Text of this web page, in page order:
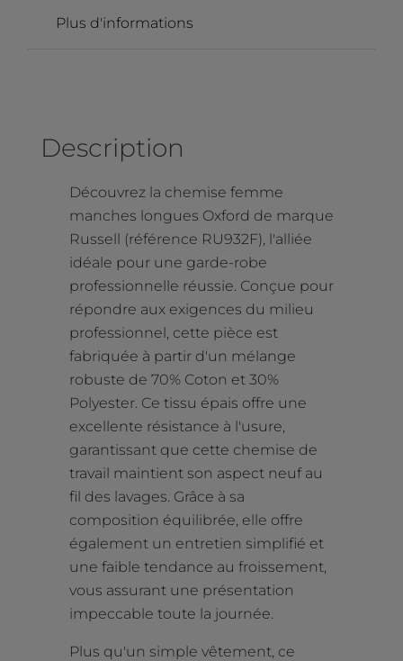
Plus d'informations
Description
Découvrez la chemise femme
manches longues Oxford de marque
Russell (référence RU932F), l'alliée
idéale pour une garde-robe
professionnelle réussie. Conçue pour
répondre aux exigences du milieu
professionnel, cette pièce est
fabriquée à partir d'un mélange
robuste de 70% Coton et 30%
Polyester. Ce tissu épais offre une
excellente résistance à l'usure,
garantissant que cette chemise de
travail maintient son aspect neuf au
fil des lavages. Grâce à sa
composition équilibrée, elle offre
également un entretien simplifié et
une faible tendance au froissement,
vous assurant une présentation
impeccable toute la journée.
Plus qu'un simple vêtement, ce